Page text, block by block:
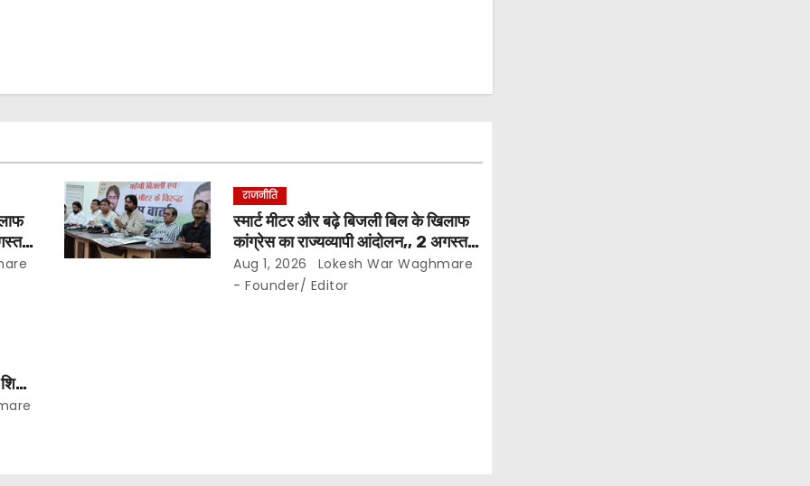
से
राजनीति
स्मार्ट मीटर और बढ़े बिजली बिल के खिलाफ
कांग्रेस का राज्यव्यापी आंदोलन,, 2 अगस्त से
घर-घर अभियान,, दाम घटाने और 400
यूनिट हाफ योजना बहाल करने की मांग…
Aug 1, 2026
Lokesh War Waghmare
- Founder/ Editor